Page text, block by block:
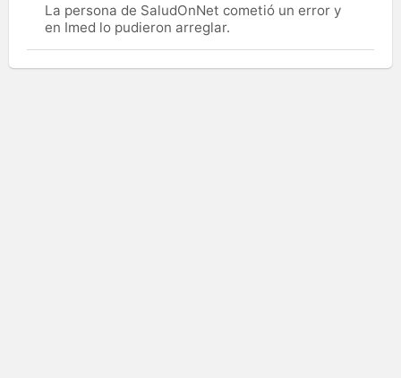
La persona de SaludOnNet cometió un error y
en Imed lo pudieron arreglar.